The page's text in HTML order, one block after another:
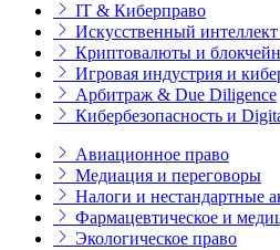
IT & Киберправо
Искусственный
Криптовалюты и блокчейн
Игровая индустрия и
Арбитраж & Due Diligence
Кибербезопасность и
Авиационное право
Медиация и переговоры
Налоги и нестандартные
Фармацевтическое и
Экологическое право